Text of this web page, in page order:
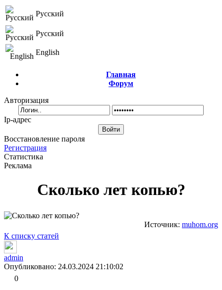
Русский
Русский
English
Главная
Форум
Авторизация
Ip-адрес
Восстановление пароля
Регистрация
Статистика
Реклама
Сколько лет копью?
Источник: muhom.org
К списку статей
admin
Опубликовано: 24.03.2024 21:10:02
0